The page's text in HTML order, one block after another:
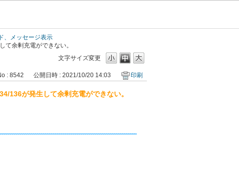
、メッセージ表示
て余剰充電ができない。
文字サイズ変更
: 8542 公開日時 : 2021/10/20 14:03 印刷
136が発生して余剰充電ができない。